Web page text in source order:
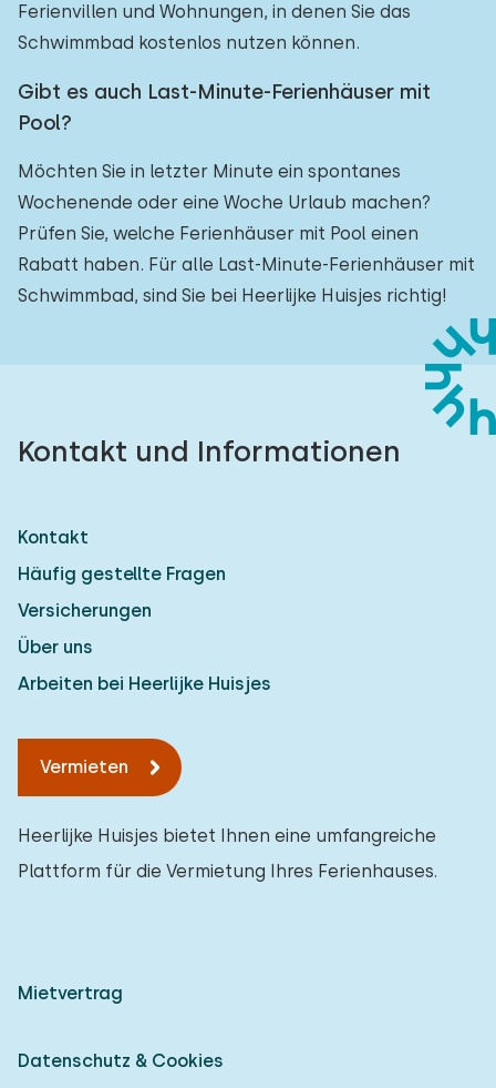
Ferienvillen und Wohnungen, in denen Sie das
Schwimmbad kostenlos nutzen können.
Gibt es auch Last-Minute-Ferienhäuser mit
Pool?
Möchten Sie in letzter Minute ein spontanes
Wochenende oder eine Woche Urlaub machen?
Prüfen Sie, welche Ferienhäuser mit Pool einen
Rabatt haben. Für alle Last-Minute-Ferienhäuser mit
Schwimmbad, sind Sie bei Heerlijke Huisjes richtig!
Kontakt und Informationen
Kontakt
Häufig gestellte Fragen
Versicherungen
Über uns
Arbeiten bei Heerlijke Huisjes
Vermieten
Heerlijke Huisjes bietet Ihnen eine umfangreiche
Plattform für die Vermietung Ihres Ferienhauses.
Mietvertrag
Datenschutz & Cookies